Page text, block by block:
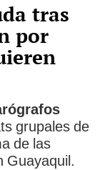
tras
por
grupales de
de las
Guayaquil.